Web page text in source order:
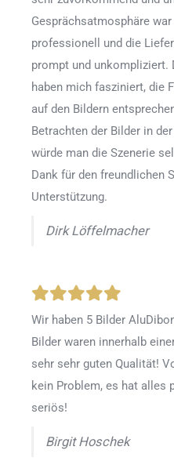
Gesprächsatmosphäre
professionell und die
prompt und unkompliziert.
haben mich fasziniert, die
auf den Bildern
Betrachten der Bilder in
würde man die Szenerie
Dank für den freundlichen
Unterstützung.
Dirk Löffelmacher
Wir haben 5 Bilder
Bilder waren innerhalb
sehr sehr guten Qualität!
kein Problem, es hat alles
seriös!
Birgit Hoschek